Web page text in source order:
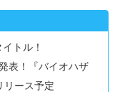
トル！
表！『バイオハザ
リース予定